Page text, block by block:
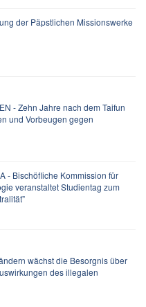
der Päpstlichen Missionswerke
- Zehn Jahre nach dem Taifun
und Vorbeugen gegen
- Bischöfliche Kommission für
veranstaltet Studientag zum
wächst die Besorgnis über
des illegalen